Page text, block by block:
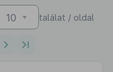
10 találat / oldal